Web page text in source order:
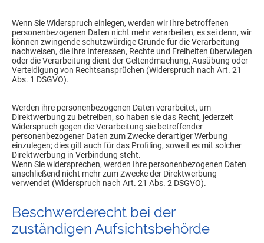
Wenn Sie Widerspruch einlegen, werden wir Ihre betroffenen
personenbezogenen Daten nicht mehr verarbeiten, es sei denn, wir
können zwingende schutzwürdige Gründe für die Verarbeitung
nachweisen, die Ihre Interessen, Rechte und Freiheiten überwiegen
oder die Verarbeitung dient der Geltendmachung, Ausübung oder
Verteidigung von Rechtsansprüchen (Widerspruch nach Art. 21
Abs. 1 DSGVO).
Werden ihre personenbezogenen Daten verarbeitet, um
Direktwerbung zu betreiben, so haben sie das Recht, jederzeit
Widerspruch gegen die Verarbeitung sie betreffender
personenbezogener Daten zum Zwecke derartiger Werbung
einzulegen; dies gilt auch für das Profiling, soweit es mit solcher
Direktwerbung in Verbindung steht.
Wenn Sie widersprechen, werden Ihre personenbezogenen Daten
anschließend nicht mehr zum Zwecke der Direktwerbung
verwendet (Widerspruch nach Art. 21 Abs. 2 DSGVO).
Beschwerde­recht bei der
zuständigen Aufsichts­behörde